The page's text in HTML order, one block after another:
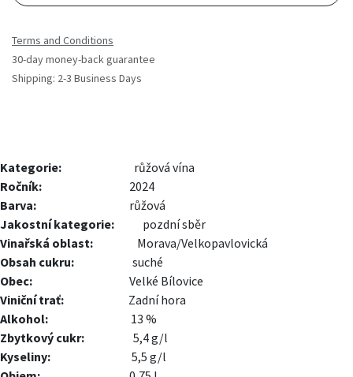
Terms and Conditions
30-day money-back guarantee
Shipping: 2-3 Business Days
Kategorie:
​růžová vína
Ročník:
2024
Barva:
růžová
Jakostní kategorie:
pozdní sběr
Vinařská oblast:
Morava/Velkopavlovická
Obsah cukru:
suché
Obec:
Velké Bílovice
Viniční trať:
​Zadní hora
Alkohol:
13 %
Zbytkový cukr:
​5,4 g/l
Kyseliny:
5,5 g/l​